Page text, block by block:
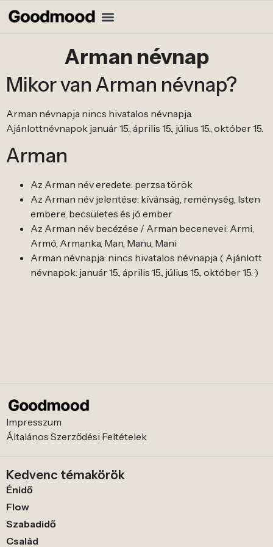
Arman névnap
Mikor van Arman névnap?
Arman névnapja nincs hivatalos névnapja.
Ajánlottnévnapok január 15., április 15., július 15., október 15.
Arman
Az Arman név eredete: perzsa török
Az Arman név jelentése: kívánság, reménység, Isten
embere, becsületes és jó ember
Az Arman név becézése / Arman becenevei: Armi,
Armó, Armanka, Man, Manu, Mani
Arman névnapja: nincs hivatalos névnapja ( Ajánlott
névnapok: január 15., április 15., július 15., október 15. )
Impresszum
Általános Szerződési Feltételek
Kedvenc témakörök
Énidő
Flow
Szabadidő
Család